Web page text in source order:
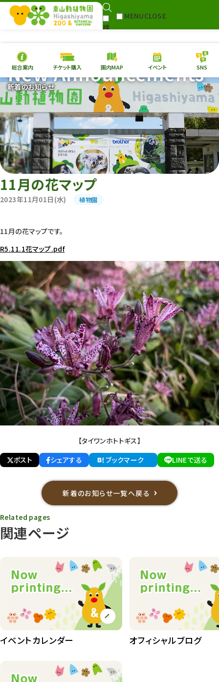
検
MENUCLOSE
本日の開園情報 チケ
園内MAP イベント
総合案内
動物園 植物園
再生プラン
東山動植物園
への支援
総合案内 チケット購入 園内MAP イベント SNS
新着のお知らせ
New Announcements
11月の花マップ
2023年11月01日(水) 植物園
11月の花マップです。
R5.11.1花マップ.pdf
【タイワンホトトギス】
ポスト
シェアする ブックマーク LINEで送る
新着のお知らせ一覧へ戻る
関連ページ
Related pages
イベントカレンダー オフィシャルブログ